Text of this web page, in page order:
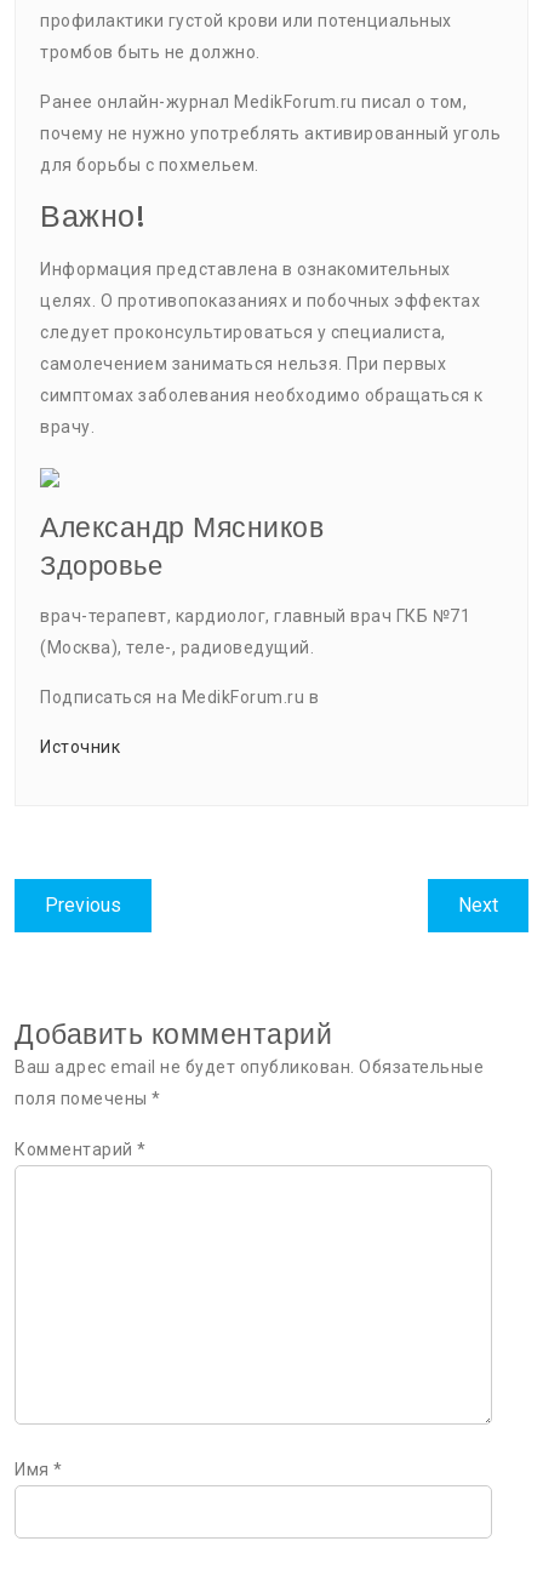
профилактики густой крови или потенциальных
тромбов быть не должно.
Ранее онлайн-журнал MedikForum.ru писал о том,
почему не нужно употреблять активированный уголь
для борьбы с похмельем.
Важно!
Информация представлена в ознакомительных
целях. О противопоказаниях и побочных эффектах
следует проконсультироваться у специалиста,
самолечением заниматься нельзя. При первых
симптомах заболевания необходимо обращаться к
врачу.
Александр Мясников
Здоровье
врач-терапевт, кардиолог, главный врач ГКБ №71
(Москва), теле-, радиоведущий.
Подписаться на MedikForum.ru в
Источник
Навигация
по
Previous
post:
NextNext
post:
Добавить комментарий
Ваш адрес email не будет опубликован. Обязательные
поля помечены *
Комментарий *
Имя *